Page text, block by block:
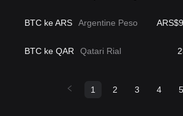
BTC ke ARS Argentine Peso
BTC ke QAR Qatari Rial
1 2 3 4 5